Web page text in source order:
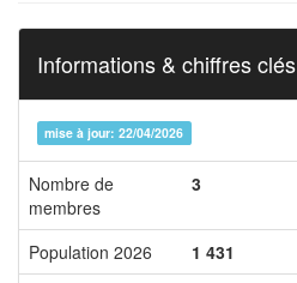
Informations & chiffres clés
mise à jour: 22/04/2026
Nombre de
membres
3
Population 2026
1 431